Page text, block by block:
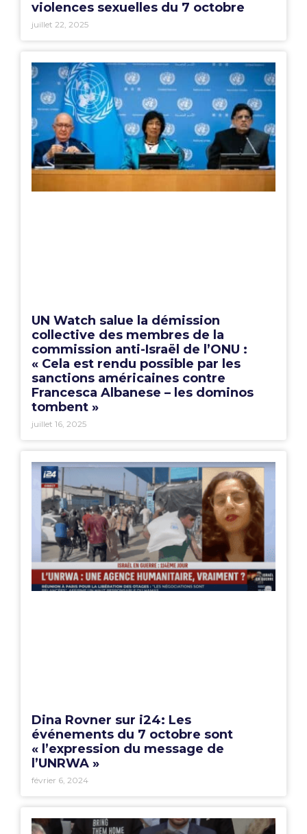
violences sexuelles du 7 octobre
juillet 22, 2025
UN Watch salue la démission
collective des membres de la
commission anti-Israël de l’ONU :
« Cela est rendu possible par les
sanctions américaines contre
Francesca Albanese – les dominos
tombent »
juillet 16, 2025
Dina Rovner sur i24: Les
événements du 7 octobre sont
« l’expression du message de
l’UNRWA »
février 6, 2024